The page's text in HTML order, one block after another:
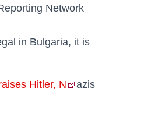
Network
in Bulgaria, it is
Hitler, N azis